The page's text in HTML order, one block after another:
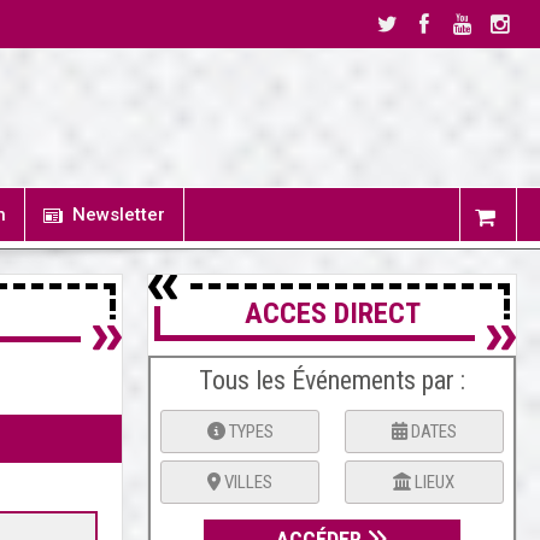
Newsletter
ACCES DIRECT
Tous les Événements par :
TYPES DATES
VILLES LIEUX